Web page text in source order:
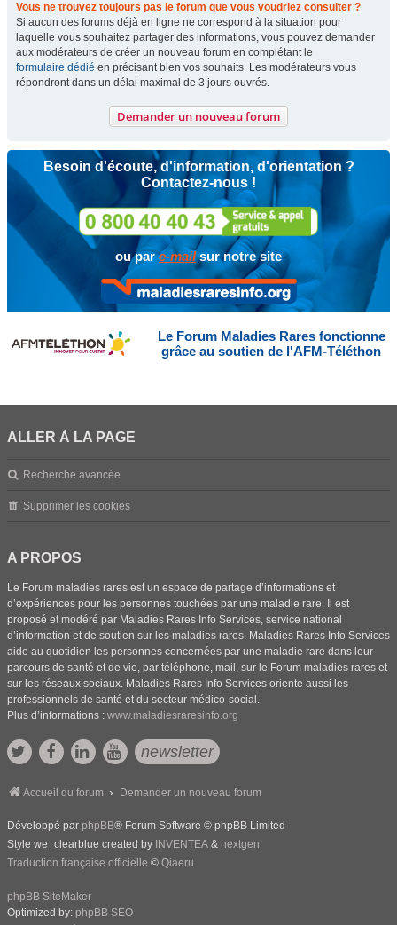
Vous ne trouvez toujours pas le forum que vous voudriez consulter ?
Si aucun des forums déjà en ligne ne correspond à la situation pour
laquelle vous souhaitez partager des informations, vous pouvez demander
aux modérateurs de créer un nouveau forum en complétant le
formulaire dédié en précisant bien vos souhaits. Les modérateurs vous
répondront dans un délai maximal de 3 jours ouvrés.
Demander un nouveau forum
Besoin d'écoute, d'information, d'orientation ?
Contactez-nous !
ou pare-mailsur notre site
Le Forum Maladies Rares fonctionne
grâce au soutien de l'AFM-Téléthon
ALLER À LA PAGE
Recherche avancée
Supprimer les cookies
A PROPOS
Le Forum maladies rares est un espace de partage d’informations et
d’expériences pour les personnes touchées par une maladie rare. Il est
proposé et modéré par Maladies Rares Info Services, service national
d’information et de soutien sur les maladies rares. Maladies Rares Info Services
aide au quotidien les personnes concernées par une maladie rare dans leur
parcours de santé et de vie, par téléphone, mail, sur le Forum maladies rares et
sur les réseaux sociaux. Maladies Rares Info Services oriente aussi les
professionnels de santé et du secteur médico-social.
Plus d’informations : www.maladiesraresinfo.org
newsletter
Accueil du forum Demander un nouveau forum
Développé par phpBB® Forum Software © phpBB Limited
Style we_clearblue created by INVENTEA & nextgen
Traduction française officielle © Qiaeru
phpBB SiteMaker
Optimized by: phpBB SEO